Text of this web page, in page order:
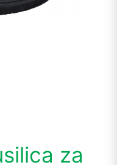
za